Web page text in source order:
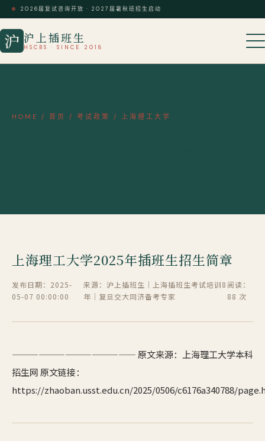
2026届复试咨询开放 · 2027届暑秋班招生启动
沪 沪上插班生
HSCBS · SINCE 2018
HOME / 首页 / 考试政策 / 上海理工大学
上海理工大学2025年插班生招生简章
发布日期：2025-
05-07 00:00:00
来源：沪上插班生｜上海插班生考试培训8
年｜复旦交大同济备考专家
阅读：
88 次
—————————————— 原文来源：上海理工大学本科
招生网 原文链接：
https://zhaoban.usst.edu.cn/2025/0506/c6176a340788/